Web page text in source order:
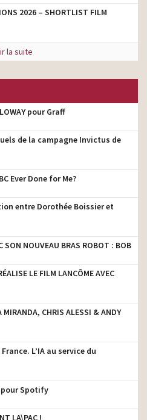
production,
2026 – SHORTLIST FILM
la suite
pour Graff
de la campagne Invictus de
Ever Done for Me?
entre Dorothée Boissier et
SON NOUVEAU BRAS ROBOT : BOB
LE FILM LANCÔME AVEC
CHRIS ALESSI & ANDY
L’IA au service du
pour Spotify
LA\PAC !